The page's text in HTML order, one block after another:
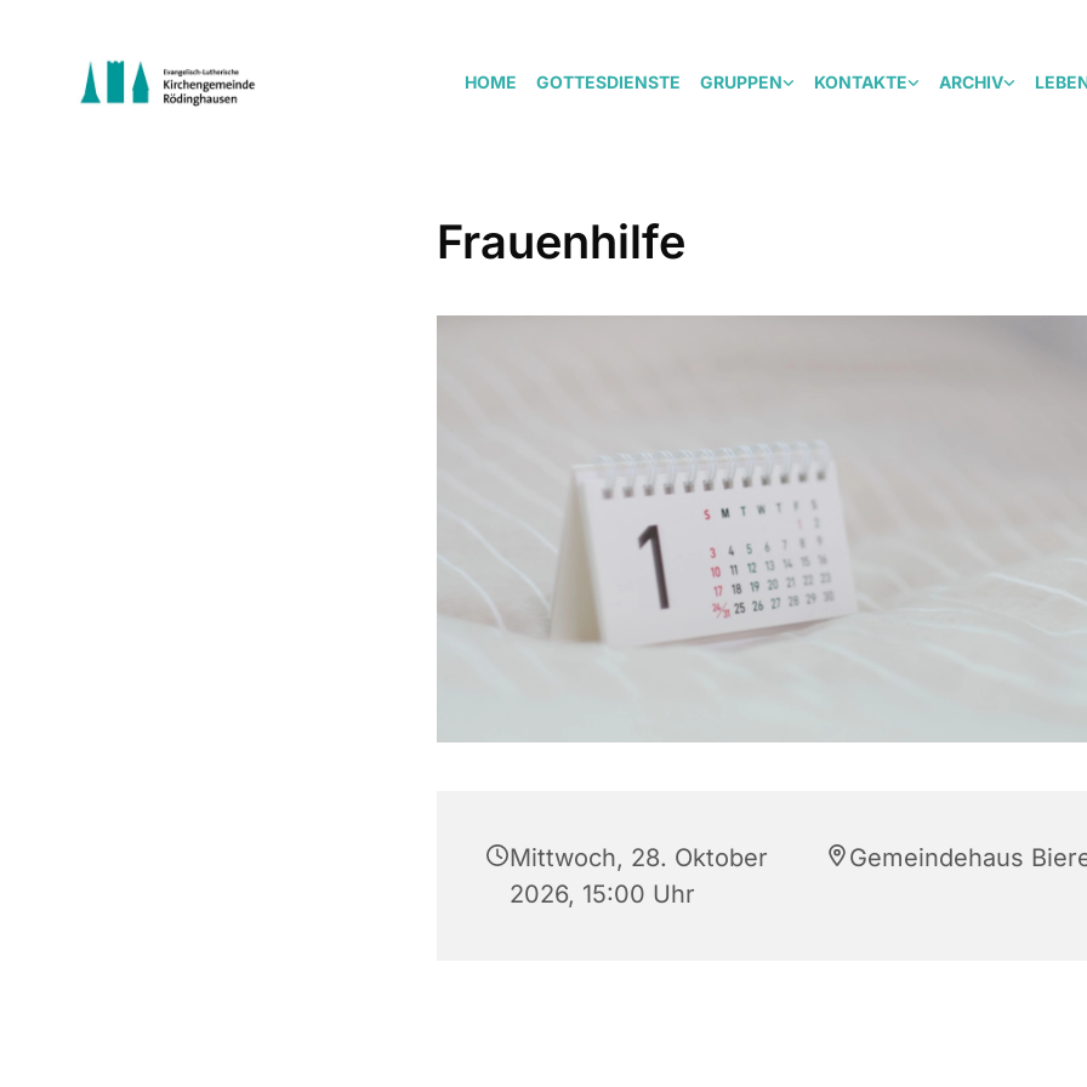
HOME GOTTESDIENSTE GRUPPEN KONTAKTE ARCHIV
Frauenhilfe
Mittwoch, 28. Oktober
2026, 15:00 Uhr
Gemeindehaus